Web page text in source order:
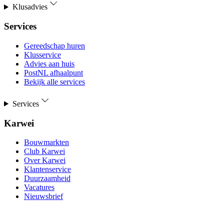
Klusadvies
Services
Gereedschap huren
Klusservice
Advies aan huis
PostNL afhaalpunt
Bekijk alle services
Services
Karwei
Bouwmarkten
Club Karwei
Over Karwei
Klantenservice
Duurzaamheid
Vacatures
Nieuwsbrief